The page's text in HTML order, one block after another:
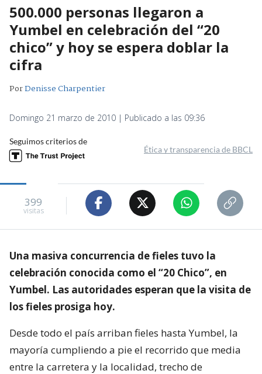
500.000 personas llegaron a
Yumbel en celebración del “20
chico” y hoy se espera doblar la
cifra
PorDenisse Charpentier
Domingo 21 marzo de 2010 | Publicado a las 09:36
Seguimos criterios de
Ética y transparencia de BBCL
399
visitas
Una masiva concurrencia de fieles tuvo la
celebración conocida como el “20 Chico”, en
Yumbel. Las autoridades esperan que la visita de
los fieles prosiga hoy.
Desde todo el país arriban fieles hasta Yumbel, la
mayoría cumpliendo a pie el recorrido que media
entre la carretera y la localidad, trecho de